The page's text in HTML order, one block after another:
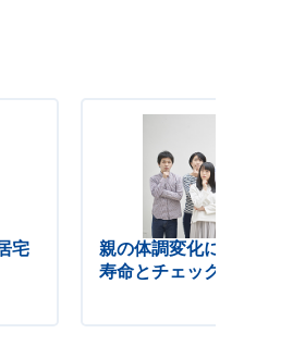
宅
親の体調変化に気付いた
寿命とチェックリスト―